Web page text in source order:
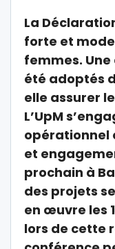
La
forte et
femmes.
été adoptés
elle assurer
L’UpM
opérationnel
et
prochain à
des projets
en œuvre les
lors de cette